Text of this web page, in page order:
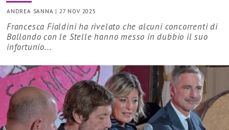
ANDREA SANNA |27 NOV 2025
Francesca Fialdini ha rivelato che alcuni concorrenti di
Ballando con le Stelle hanno messo in dubbio il suo
infortunio...